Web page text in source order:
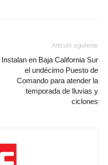
Artículo siguiente
Instalan en Baja California Sur
el undécimo Puesto de
Comando para atender la
temporada de lluvias y
ciclones